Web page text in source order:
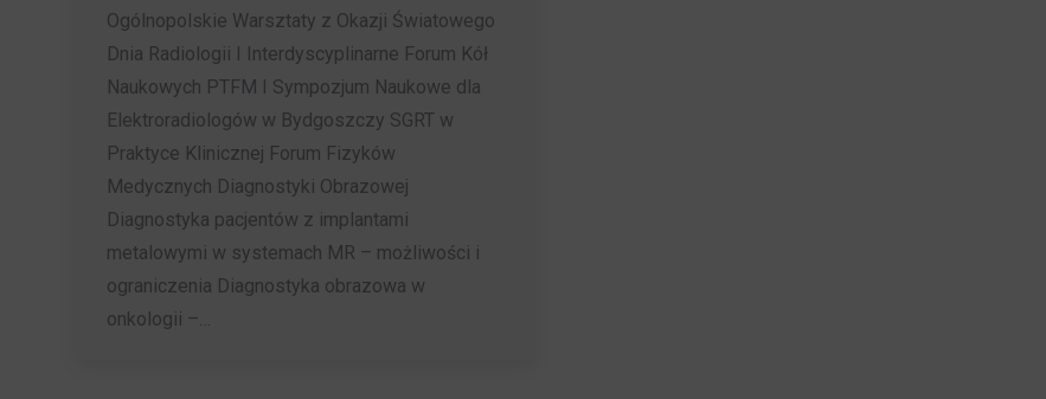
Ogólnopolskie Warsztaty z Okazji Światowego
Dnia Radiologii I Interdyscyplinarne Forum Kół
Naukowych PTFM I Sympozjum Naukowe dla
Elektroradiologów w Bydgoszczy SGRT w
Praktyce Klinicznej Forum Fizyków
Medycznych Diagnostyki Obrazowej
Diagnostyka pacjentów z implantami
metalowymi w systemach MR – możliwości i
ograniczenia Diagnostyka obrazowa w
onkologii –…